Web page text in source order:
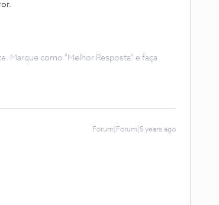
Marque como "Melhor Resposta" e faça
Forum|Forum|5 years ago